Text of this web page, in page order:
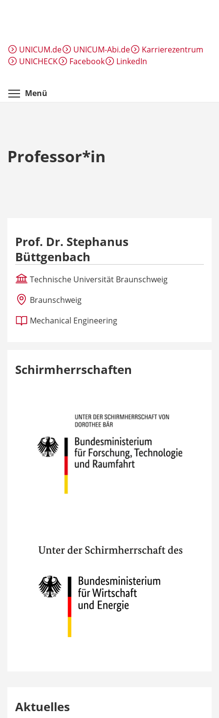
UNICUM.de
UNICUM-Abi.de
Karrierezentrum
UNICHECK
Facebook LinkedIn
Menü
Professor*in
Prof. Dr. Stephanus
Büttgenbach
Technische Universität Braunschweig
Braunschweig
Mechanical Engineering
Schirmherrschaften
Aktuelles